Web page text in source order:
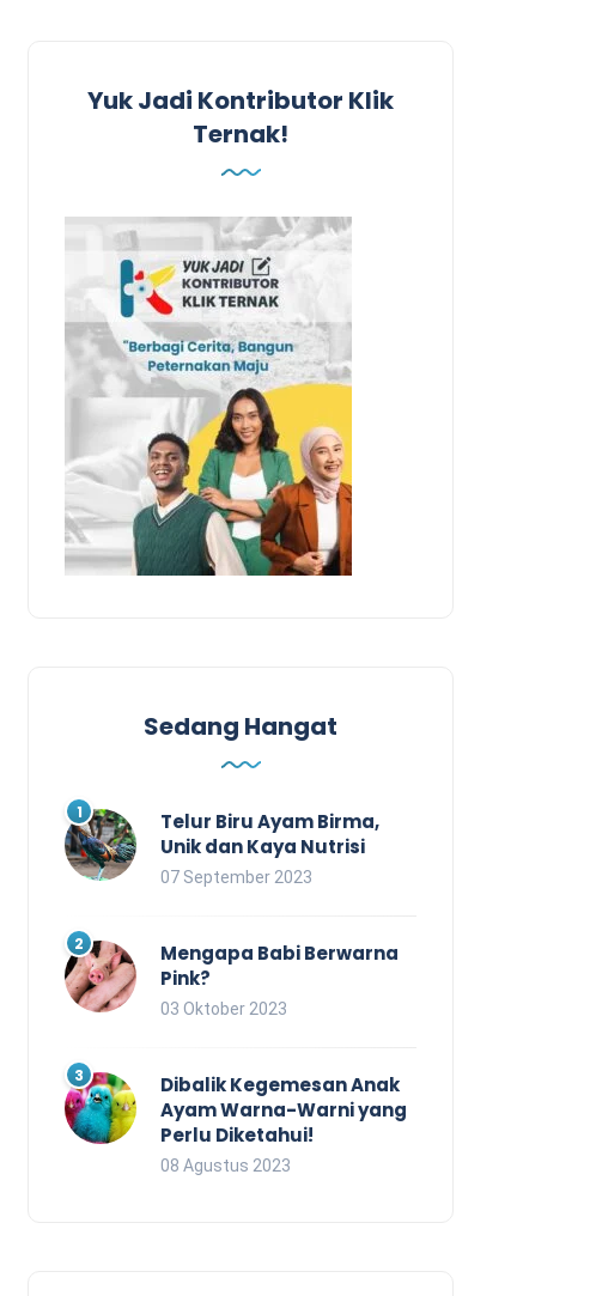
Yuk Jadi Kontributor Klik
Ternak!
Sedang Hangat
Telur Biru Ayam Birma,
Unik dan Kaya Nutrisi
07 September 2023
Mengapa Babi Berwarna
Pink?
03 Oktober 2023
Dibalik Kegemesan Anak
Ayam Warna-Warni yang
Perlu Diketahui!
08 Agustus 2023